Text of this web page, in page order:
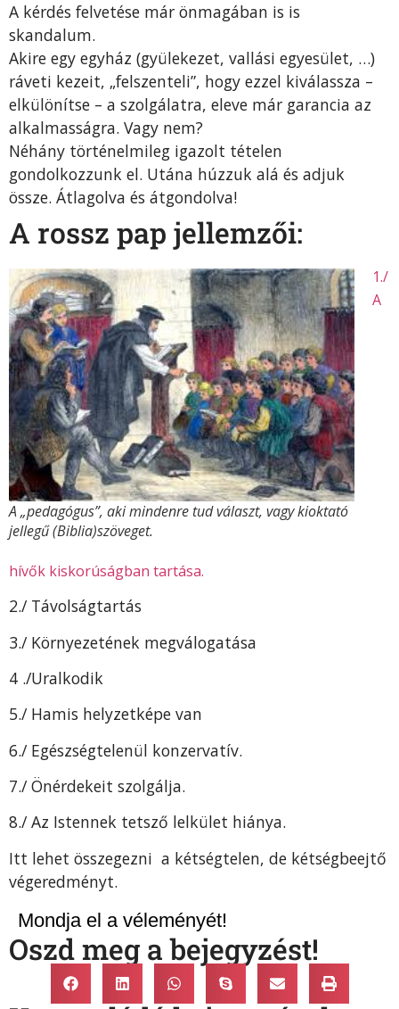
A kérdés felvetése már önmagában is is
skandalum.
Akire egy egyház (gyülekezet, vallási egyesület, …)
ráveti kezeit, „felszenteli”, hogy ezzel kiválassza –
elkülönítse – a szolgálatra, eleve már garancia az
alkalmasságra. Vagy nem?
Néhány történelmileg igazolt tételen
gondolkozzunk el. Utána húzzuk alá és adjuk
össze. Átlagolva és átgondolva!
A rossz pap jellemzői:
A „pedagógus”, aki mindenre tud választ, vagy kioktató
jellegű (Biblia)szöveget.
1./
A
hívők kiskorúságban tartása.
2./ Távolságtartás
3./ Környezetének megválogatása
4 ./Uralkodik
5./ Hamis helyzetképe van
6./ Egészségtelenül konzervatív.
7./ Önérdekeit szolgálja.
8./ Az Istennek tetsző lelkület hiánya.
Itt lehet összegezni a kétségtelen, de kétségbeejtő
végeredményt.
Mondja el a véleményét!
Oszd meg a bejegyzést!